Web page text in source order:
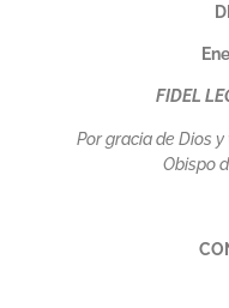
FIDEL
Por gracia de Dios
Obispo